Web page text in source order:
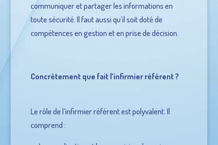
communiquer et partager les informations en
toute sécurité. Il faut aussi qu’il soit doté de
compétences en gestion et en prise de décision.
Concrètement que fait l’infirmier référent ?
Le rôle de l’infirmier référent est polyvalent. Il
comprend :